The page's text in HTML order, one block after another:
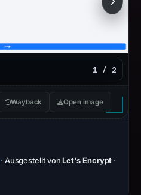
1 / 2
Wayback Open image
· Ausgestellt vonLet's Encrypt ·